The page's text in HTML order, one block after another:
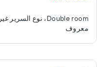
Double room، نوع السرير غير
معروف